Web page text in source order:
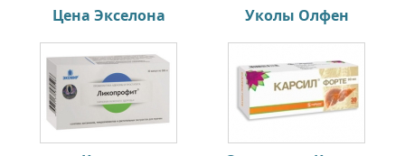
Цена Экселона Уколы Олфен